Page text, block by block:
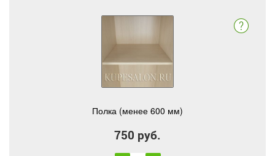
Полка (менее 600 мм)
750 руб.